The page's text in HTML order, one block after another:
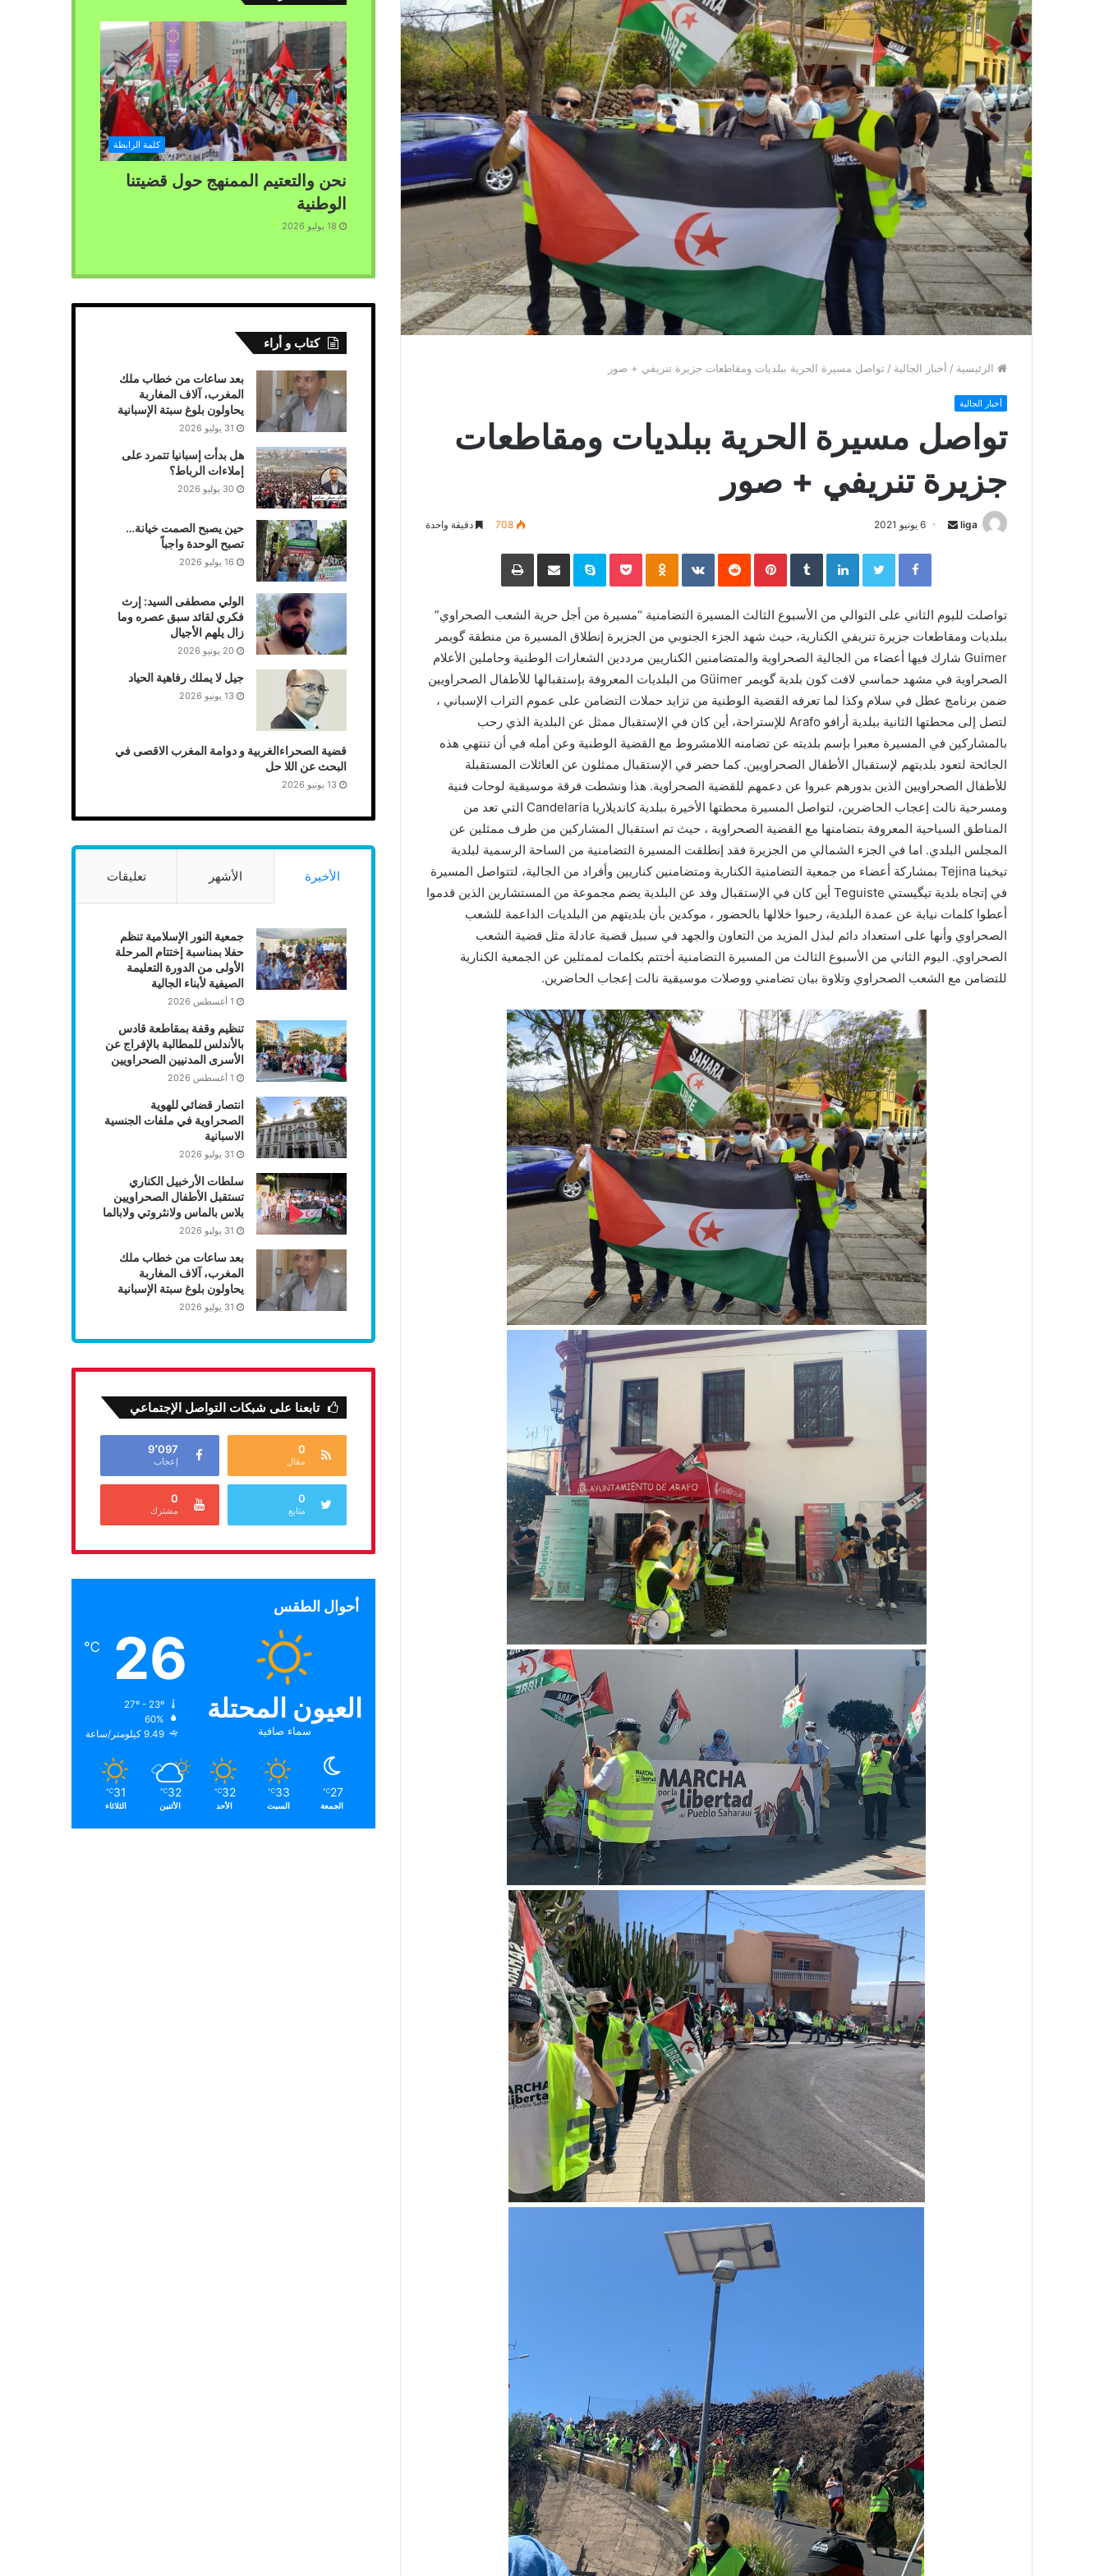
الرئيسية / أخبار الجالية / تواصل مسيرة الحرية ببلديات ومقاطعات جزيرة تنريفي + صور
أخبار الجالية
تواصل مسيرة الحرية ببلديات ومقاطعات
جزيرة تنريفي + صور
liga
n
e
m
a
i
l
6 يونيو 2021 708 دقيقة واحدة
Facebook
Twitter
LinkedIn
‏Tumblr
Pinterest
‏Reddit
‏VKontakte
Pocket
Skype مشاركة عبر البريد
تواصلت لليوم الثاني على التوالي من الأسبوع الثالث المسيرة التضامنية “مسيرة من أجل حرية الشعب الصحراوي”
ببلديات ومقاطعات جزيرة تنريفي الكنارية، حيث شهد الجزء الجنوبي من الجزيرة إنطلاق المسيرة من منطقة گويمر
Guimer شارك فيها أعضاء من الجالية الصحراوية والمتضامنين الكناريين مرددين الشعارات الوطنية وحاملين الأعلام
الصحراوية في مشهد حماسي لافت كون بلدية گويمر Güimer من البلديات المعروفة بإستقبالها للأطفال الصحراويين
ضمن برنامج عطل في سلام وكذا لما تعرفه القضية الوطنية من تزايد حملات التضامن على عموم التراب الإسباني ،
لتصل إلى محطتها الثانية ببلدية أرافو Arafo للإستراحة، أين كان في الإستقبال ممثل عن البلدية الذي رحب
بالمشاركين في المسيرة معبرا بإسم بلديته عن تضامنه اللامشروط مع القضية الوطنية وعن أمله في أن تنتهي هذه
الجائحة لتعود بلديتهم لإستقبال الأطفال الصحراويين. كما حضر في الإستقبال ممثلون عن العائلات المستقبلة
للأطفال الصحراويين الذين بدورهم عبروا عن دعمهم للقضية الصحراوية. هذا ونشطت فرقة موسيقية لوحات فنية
ومسرحية نالت إعجاب الحاضرين، لتواصل المسيرة محطتها الأخيرة ببلدية كانديلاريا Candelaria التي تعد من
المناطق السياحية المعروفة بتضامنها مع القضية الصحراوية ، حيث تم استقبال المشاركين من طرف ممثلين عن
المجلس البلدي. اما في الجزء الشمالي من الجزيرة فقد إنطلقت المسيرة التضامنية من الساحة الرسمية لبلدية
تيخينا Tejina بمشاركة أعضاء من جمعية التضامنية الكنارية ومتضامنين كناريين وأفراد من الجالية، لتتواصل المسيرة
في إتجاه بلدية تيگيستي Teguiste أين كان في الإستقبال وفد عن البلدية يضم مجموعة من المستشارين الذين قدموا
أعطوا كلمات نيابة عن عمدة البلدية، رحبوا خلالها بالحضور ، موكدين بأن بلديتهم من البلديات الداعمة للشعب
الصحراوي وأنها على استعداد دائم لبذل المزيد من التعاون والجهد في سبيل قضية عادلة مثل قضية الشعب
الصحراوي. اليوم الثاني من الأسبوع الثالث من المسيرة التضامنية أختتم بكلمات لممثلين عن الجمعية الكنارية
للتضامن مع الشعب الصحراوي وتلاوة بيان تضامني ووصلات موسيقية نالت إعجاب الحاضرين.
كلمة الرابطة
نحن والتعتيم الممنهج حول قضيتنا
الوطنية
18 يوليو 2026
كتاب و أراء
بعد ساعات من خطاب ملك
المغرب، آلاف المغاربة
يحاولون بلوغ سبتة الإسبانية
31 يوليو 2026
هل بدأت إسبانيا تتمرد على
إملاءات الرباط؟
30 يوليو 2026
حين يصبح الصمت خيانة…
تصبح الوحدة واجباً
16 يوليو 2026
الولي مصطفى السيد: إرث
فكري لقائد سبق عصره وما
زال يلهم الأجيال
20 يونيو 2026
جيل لا يملك رفاهية الحياد
13 يونيو 2026
قضية الصحراءالغربية و دوامة المغرب الاقصى في
البحث عن اللا حل
13 يونيو 2026
الأخيرة الأشهر تعليقات
جمعية النور الإسلامية تنظم
حفلا بمناسبة إختتام المرحلة
الأولى من الدورة التعليمة
الصيفية لأبناء الجالية
1 أغسطس 2026
تنظيم وقفة بمقاطعة قادس
بالأندلس للمطالبة بالإفراج عن
الأسرى المدنيين الصحراويين
1 أغسطس 2026
انتصار قضائي للهوية
الصحراوية في ملفات الجنسية
الاسبانية
31 يوليو 2026
سلطات الأرخبيل الكناري
تستقبل الأطفال الصحراويين
بلاس بالماس ولانثروتي ولابالما
31 يوليو 2026
بعد ساعات من خطاب ملك
المغرب، آلاف المغاربة
يحاولون بلوغ سبتة الإسبانية
31 يوليو 2026
تابعنا على شبكات التواصل الإجتماعي
0
مقال
9٬097
إعجاب
0
متابع
0
مشترك
أحوال الطقس
العيون المحتلة
سماء صافية
26
℃
60%
9.49 كيلومتر/ساعة
27
℃
الجمعة
33
℃
السبت
32
℃
الأحد
32
℃
الأثنين
31
℃
الثلاثاء